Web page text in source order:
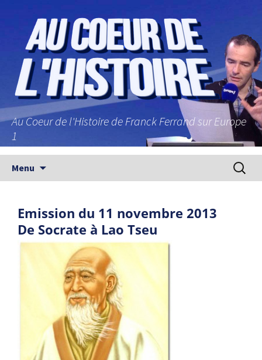
Au Coeur de l'Histoire de Franck Ferrand sur Europe
1
Menu
Emission du 11 novembre 2013
De Socrate à Lao Tseu